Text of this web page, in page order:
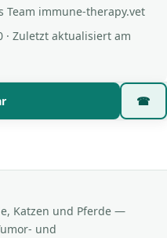
Team immune-therapy.vet
· Zuletzt aktualisiert am
☎
Katzen und Pferde —
und